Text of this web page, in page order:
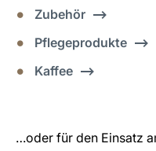
Zubehör
Pflegeprodukte
Kaffee
…oder für den Einsatz